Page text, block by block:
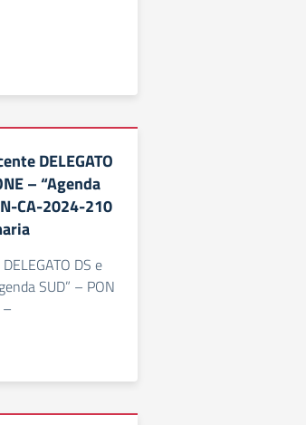
DELEGATO
– “Agenda
CA-2024-210
DS e
SUD” – PON